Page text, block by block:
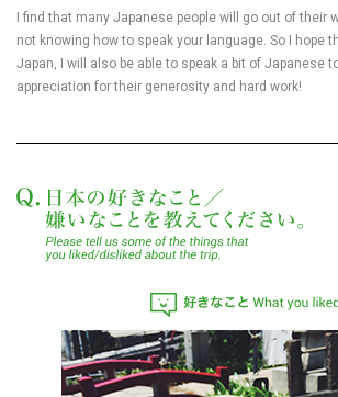
I find that many Japanese people will go out of their
not knowing how to speak your language. So I hope
Japan, I will also be able to speak a bit of Japanese
appreciation for their generosity and hard work!